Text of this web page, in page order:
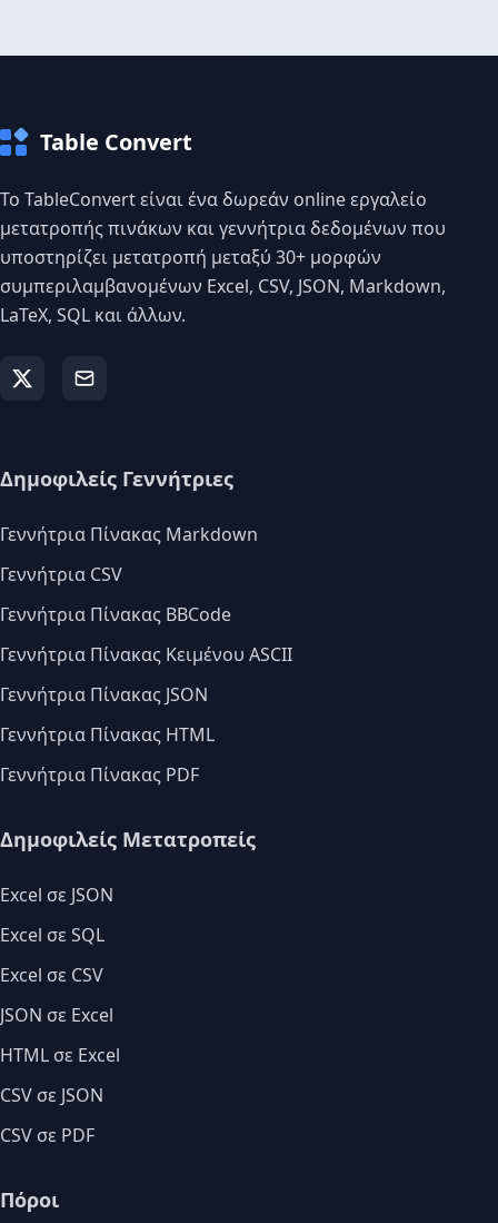
Table Convert
Το TableConvert είναι ένα δωρεάν online εργαλείο
μετατροπής πινάκων και γεννήτρια δεδομένων που
υποστηρίζει μετατροπή μεταξύ 30+ μορφών
συμπεριλαμβανομένων Excel, CSV, JSON, Markdown,
LaTeX, SQL και άλλων.
Δημοφιλείς Γεννήτριες
Γεννήτρια Πίνακας Markdown
Γεννήτρια CSV
Γεννήτρια Πίνακας BBCode
Γεννήτρια Πίνακας Κειμένου ASCII
Γεννήτρια Πίνακας JSON
Γεννήτρια Πίνακας HTML
Γεννήτρια Πίνακας PDF
Δημοφιλείς Μετατροπείς
Excel σε JSON
Excel σε SQL
Excel σε CSV
JSON σε Excel
HTML σε Excel
CSV σε JSON
CSV σε PDF
Πόροι